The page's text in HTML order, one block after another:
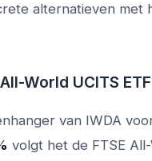
alternatieven met
World UCITS
van IWDA
volgt het de FTSE